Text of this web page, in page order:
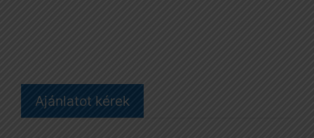
Ajánlatot kérek